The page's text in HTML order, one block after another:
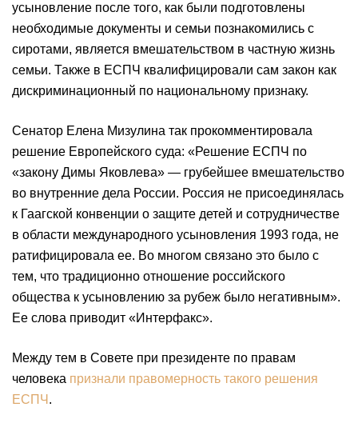
усыновление после того, как были подготовлены
необходимые документы и семьи познакомились с
сиротами, является вмешательством в частную жизнь
семьи. Также в ЕСПЧ квалифицировали сам закон как
дискриминационный по национальному признаку.
Сенатор Елена Мизулина так прокомментировала
решение Европейского суда: «Решение ЕСПЧ по
«закону Димы Яковлева» — грубейшее вмешательство
во внутренние дела России. Россия не присоединялась
к Гаагской конвенции о защите детей и сотрудничестве
в области международного усыновления 1993 года, не
ратифицировала ее. Во многом связано это было с
тем, что традиционно отношение российского
общества к усыновлению за рубеж было негативным».
Ее слова приводит «Интерфакс».
Между тем в Совете при президенте по правам
человека признали правомерность такого решения
ЕСПЧ .